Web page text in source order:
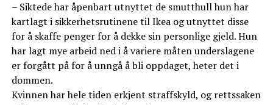
– Siktede har åpenbart utnyttet de smutthull hun har
kartlagt i sikkerhetsrutinene til Ikea og utnyttet disse
for å skaffe penger for å dekke sin personlige gjeld. Hun
har lagt mye arbeid ned i å variere måten underslagene
er forgått på for å unngå å bli oppdaget, heter det i
dommen.
Kvinnen har hele tiden erkjent straffskyld, og rettssaken